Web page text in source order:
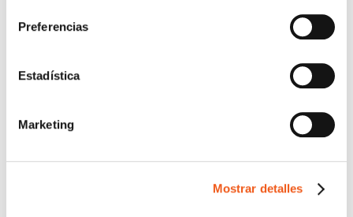
Preferencias
Estadística
Marketing
Mostrar detalles
datos tal y como se describe anteriormente y se
explica con mayor detalle en la Política de
autorización implicará la imposibilidad de tratar
sus datos con la finalidad indicada).
NEWSLETTER DE FORLOPD